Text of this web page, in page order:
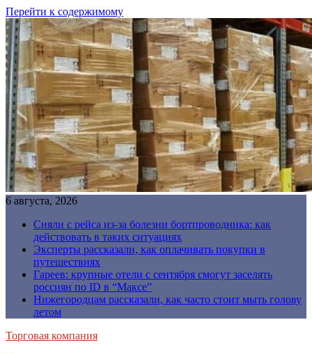
Перейти к содержимому
6 августа, 2026
Сняли с рейса из-за болезни бортпроводника: как
действовать в таких ситуациях
Эксперты рассказали, как оплачивать покупки в
путешествиях
Гареев: крупные отели с сентября смогут заселять
россиян по ID в “Максе”
Нижегородцам рассказали, как часто стоит мыть голову
летом
Торговая компания